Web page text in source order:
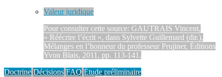
Valeur juridique
Pour consulter cette source: GAUTRAIS Vincent,
« Réécrire l’écrit », dans Sylvette Guillemard (dir.),
Mélanges en l’honneur du professeur Prujiner, Éditions
Yvon Blais, 2011, pp. 113-141.
Doctrine Décisions FAQ Étude préliminaire